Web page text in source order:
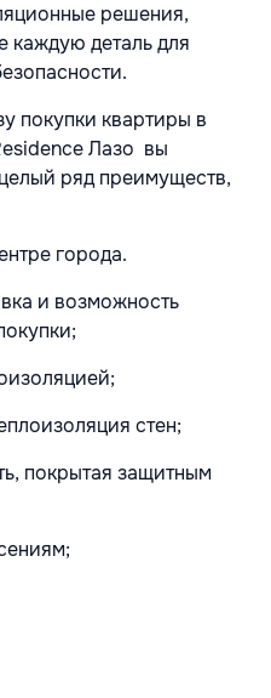
решения,
каждую деталь для
покупки квартиры в
Лазо вы
ряд преимуществ,
города.
и возможность
стен;
покрытая защитным